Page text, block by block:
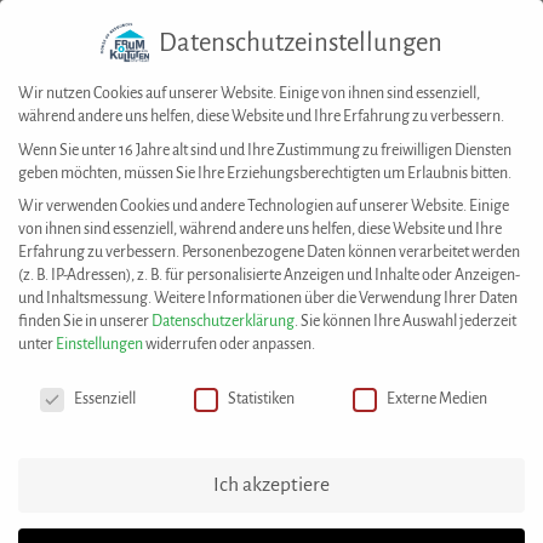
Tesla e. V.: Die FILMANAK
Diese Best Practice wurde eingereicht von:
Serbisches Akademikernetzwerk-Nikola Tesla e. V.
Serbisches Akademikernetzwerk-
Die FILMANAK 2022 fand vom 20. bis 23. Oktober 2022
Datenschutzeinstellungen
Wir nutzen Cookies auf unserer Website. Einige von ihnen sind essenziell,
während andere uns helfen, diese Website und Ihre Erfahrung zu verbessern.
Wenn Sie unter 16 Jahre alt sind und Ihre Zustimmung zu freiwilligen Diensten
geben möchten, müssen Sie Ihre Erziehungsberechtigten um Erlaubnis bitten.
Wir verwenden Cookies und andere Technologien auf unserer Website. Einige
von ihnen sind essenziell, während andere uns helfen, diese Website und Ihre
Erfahrung zu verbessern. Personenbezogene Daten können verarbeitet werden
(z. B. IP-Adressen), z. B. für personalisierte Anzeigen und Inhalte oder Anzeigen-
und Inhaltsmessung. Weitere Informationen über die Verwendung Ihrer Daten
finden Sie in unserer Datenschutzerklärung. Sie können Ihre Auswahl jederzeit
unter Einstellungenwiderrufen oder anpassen.
Essenziell
Statistiken Externe Medien
Ich akzeptiere